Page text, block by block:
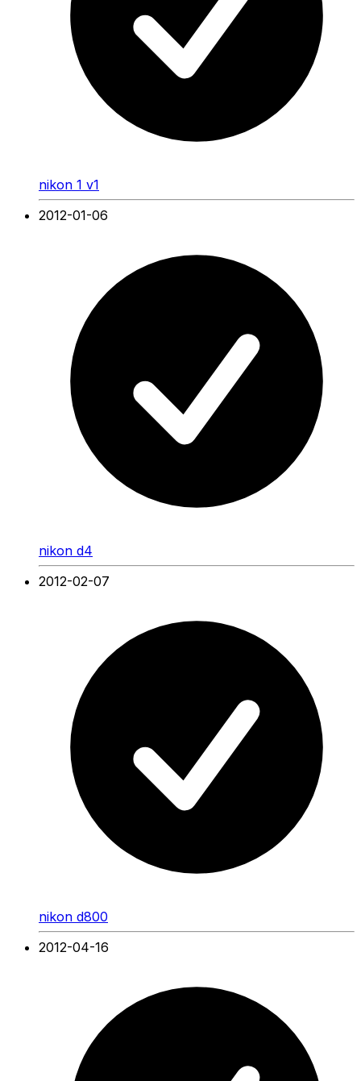
nikon 1 v1
2012-01-06
nikon d4
2012-02-07
nikon d800
2012-04-16